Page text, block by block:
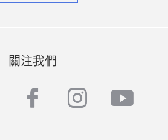
關注我們
facebook